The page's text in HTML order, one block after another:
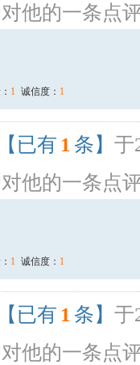
他的一条点
1 诚信度： 1
【已有 1 条】 于
他的一条点
1 诚信度： 1
【已有 1 条】 于
他的一条点